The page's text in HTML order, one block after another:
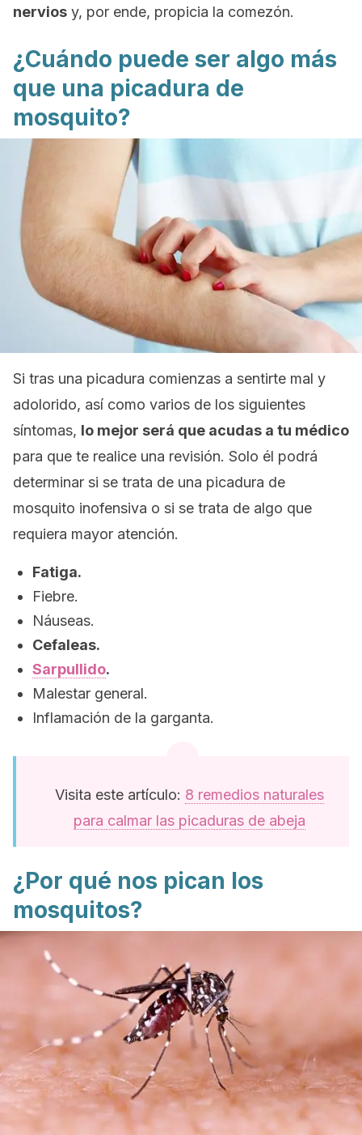
nervios y, por ende, propicia la comezón.
¿Cuándo puede ser algo más
que una picadura de
mosquito?
Si tras una picadura comienzas a sentirte mal y
adolorido, así como varios de los siguientes
síntomas, lo mejor será que acudas a tu médico
para que te realice una revisión. Solo él podrá
determinar si se trata de una picadura de
mosquito inofensiva o si se trata de algo que
requiera mayor atención.
Fatiga.
Fiebre.
Náuseas.
Cefaleas.
Sarpullido.
Malestar general.
Inflamación de la garganta.
Visita este artículo: 8 remedios naturales
para calmar las picaduras de abeja
¿Por qué nos pican los
mosquitos?